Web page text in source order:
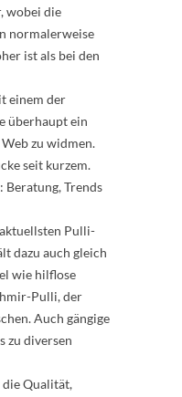
wobei die
normalerweise
ist als bei den
einem der
überhaupt ein
zu widmen.
seit kurzem.
Beratung, Trends
Pulli-
dazu auch gleich
wie hilflose
Pulli, der
Auch gängige
zu diversen
die Qualität,